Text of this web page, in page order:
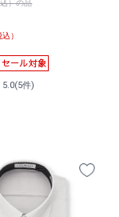
）の品
）
5.0(5件)